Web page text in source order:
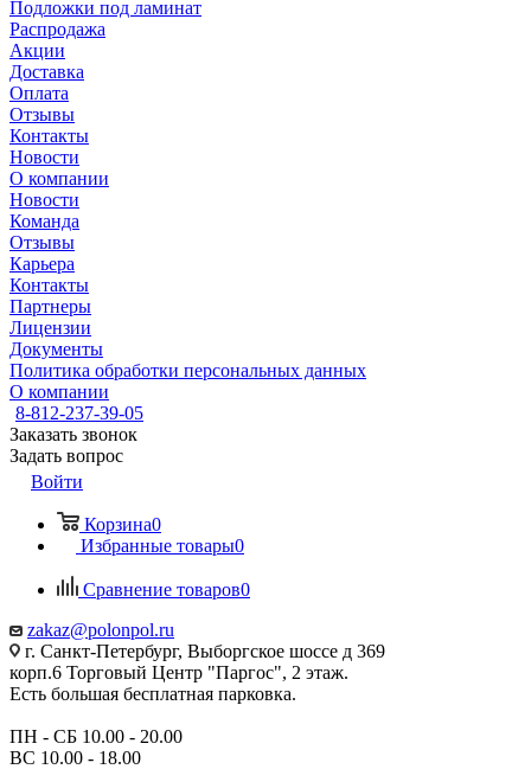
Подложки под ламинат
Распродажа
Акции
Доставка
Оплата
Отзывы
Контакты
Новости
О компании
Новости
Команда
Отзывы
Карьера
Контакты
Партнеры
Лицензии
Документы
Политика обработки персональных данных
О компании
8-812-237-39-05
Заказать звонок
Задать вопрос
Войти
Корзина0
Избранные товары0
Сравнение товаров0
zakaz@polonpol.ru
г. Санкт-Петербург, Выборгское шоссе д 369
корп.6 Торговый Центр "Паргос", 2 этаж.
Есть большая бесплатная парковка.
ПН - СБ 10.00 - 20.00
ВС 10.00 - 18.00